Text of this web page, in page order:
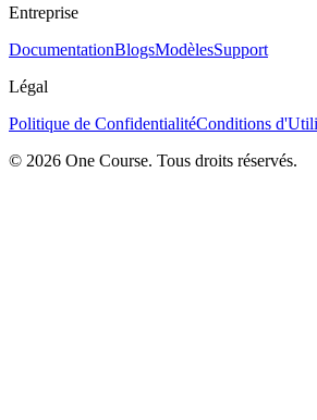
Entreprise
DocumentationBlogsModèlesSupport
Légal
Politique de ConfidentialitéConditions
© 2026 One Course. Tous droits réservés.